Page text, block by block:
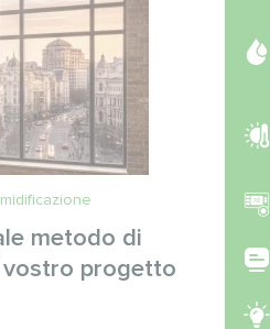
metodo di
vostro progetto